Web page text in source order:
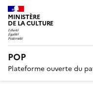
MINISTÈRE
DE LA CULTURE
POP
Plateforme ouverte du